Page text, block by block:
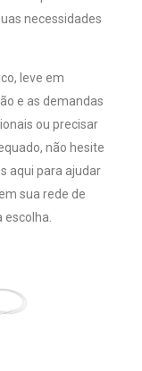
necessidades
leve em
e as demandas
ou precisar
não hesite
aqui para ajudar
sua rede de